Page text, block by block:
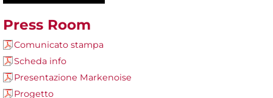
Press Room
Comunicato stampa
Scheda info
Presentazione Markenoise
Progetto